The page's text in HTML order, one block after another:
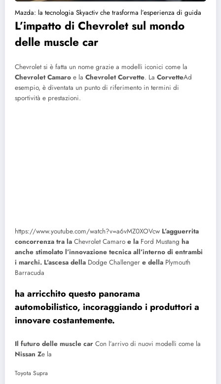
Mazda: la tecnologia Skyactiv che trasforma l’esperienza di guida
L’impatto di Chevrolet sul mondo
delle muscle car
Chevrolet si è fatta un nome grazie a modelli iconici come la
Chevrolet Camaro e la Chevrolet Corvette. La CorvetteAd
esempio, è diventata un punto di riferimento in termini di
sportività e prestazioni.
https://www.youtube.com/watch?v=a6vMZ0XOVcw L’agguerrita
concorrenza tra la Chevrolet Camaro e la Ford Mustang ha
anche stimolato l’innovazione tecnica all’interno di entrambi
i marchi. L’ascesa della Dodge Challenger e della Plymouth
Barracuda
ha arricchito questo panorama
automobilistico, incoraggiando i produttori a
innovare costantemente.
Il futuro delle muscle car Con l’arrivo di nuovi modelli come la
Nissan Ze la
Toyota Supra